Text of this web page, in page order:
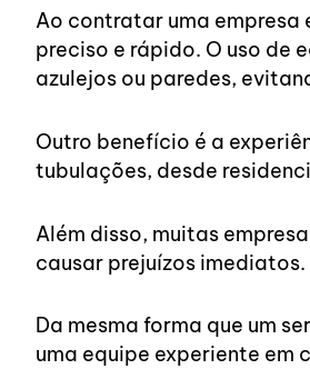
Ao contratar uma empresa
preciso e rápido. O uso de
azulejos ou paredes,
Outro benefício é a
tubulações, desde
Além disso, muitas
causar prejuízos imediatos.
Da mesma forma que um
uma equipe experiente